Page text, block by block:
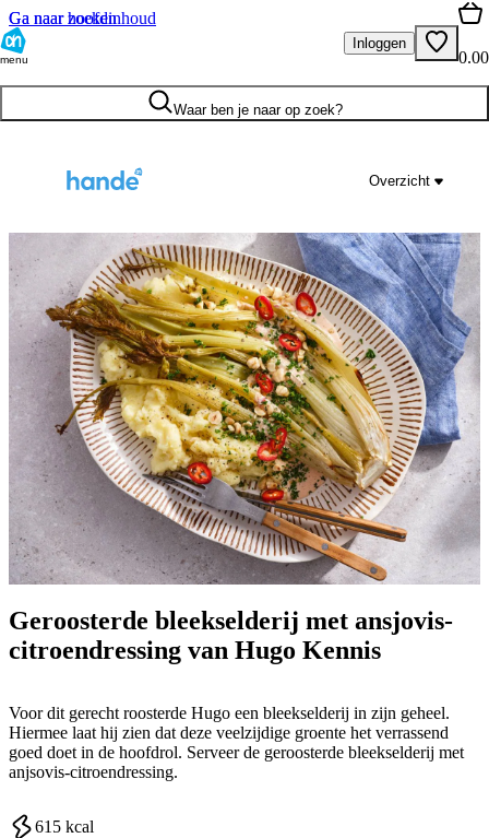
Ga naar hoofdinhoud
Ga naar zoeken
menu
Inloggen
0.00
Waar ben je naar op zoek?
Overzicht
Geroosterde bleekselderij met ansjovis-
citroendressing van Hugo Kennis
Voor dit gerecht roosterde Hugo een bleekselderij in zijn geheel.
Hiermee laat hij zien dat deze veelzijdige groente het verrassend
goed doet in de hoofdrol. Serveer de geroosterde bleekselderij met
anjsovis-citroendressing.
615 kcal